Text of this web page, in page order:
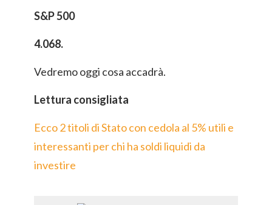
S&P 500
4.068.
Vedremo oggi cosa accadrà.
Lettura consigliata
Ecco 2 titoli di Stato con cedola al 5% utili e
interessanti per chi ha soldi liquidi da
investire